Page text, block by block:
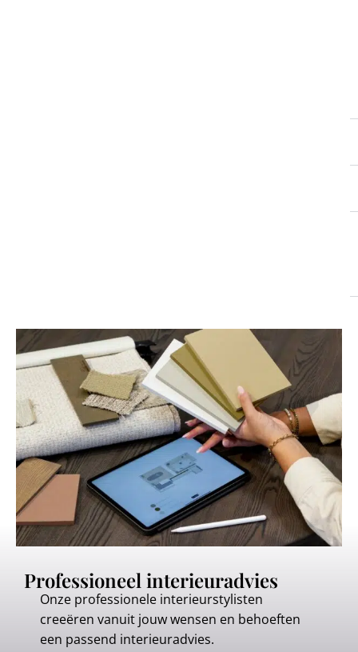
Professioneel interieuradvies
Onze professionele interieurstylisten
creeëren vanuit jouw wensen en behoeften
een passend interieuradvies.